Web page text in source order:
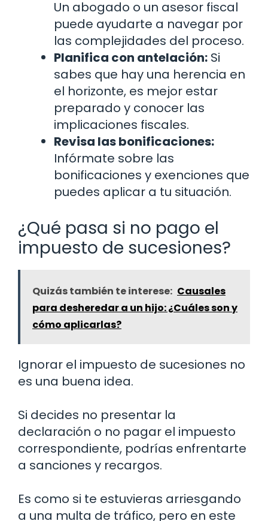
Un abogado o un asesor fiscal
puede ayudarte a navegar por
las complejidades del proceso.
Planifica con antelación: Si
sabes que hay una herencia en
el horizonte, es mejor estar
preparado y conocer las
implicaciones fiscales.
Revisa las bonificaciones:
Infórmate sobre las
bonificaciones y exenciones que
puedes aplicar a tu situación.
¿Qué pasa si no pago el
impuesto de sucesiones?
Quizás también te interese: Causales
para desheredar a un hijo: ¿Cuáles son y
cómo aplicarlas?
Ignorar el impuesto de sucesiones no
es una buena idea.
Si decides no presentar la
declaración o no pagar el impuesto
correspondiente, podrías enfrentarte
a sanciones y recargos.
Es como si te estuvieras arriesgando
a una multa de tráfico, pero en este